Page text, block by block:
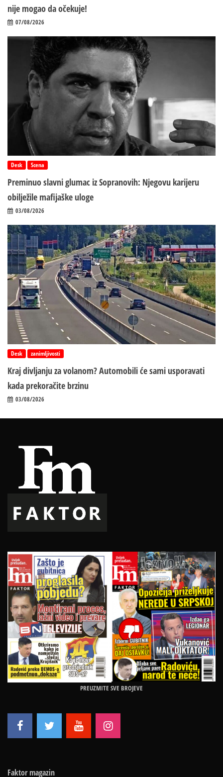
nije mogao da očekuje!
07/08/2026
Desk Scena
Preminuo slavni glumac iz Sopranovih: Njegovu karijeru
obilježile mafijaške uloge
03/08/2026
Desk zanimljivosti
Kraj divljanju za volanom? Automobili će sami usporavati
kada prekoračite brzinu
03/08/2026
PREUZMITE SVE BROJEVE
Faktor magazin